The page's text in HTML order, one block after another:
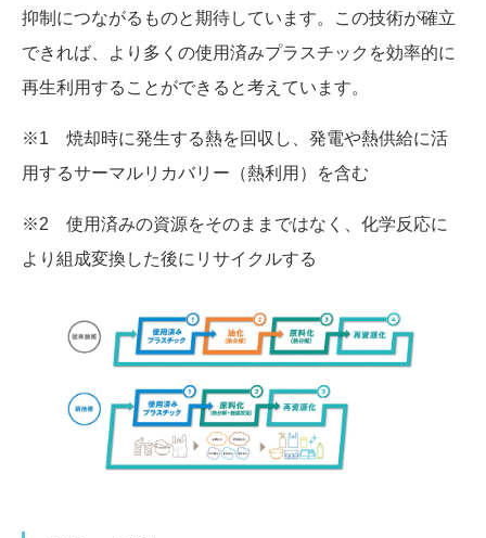
抑制につながるものと期待しています。この技術が確立
できれば、より多くの使用済みプラスチックを効率的に
再生利用することができると考えています。
※1 焼却時に発生する熱を回収し、発電や熱供給に活
用するサーマルリカバリー（熱利用）を含む
※2 使用済みの資源をそのままではなく、化学反応に
より組成変換した後にリサイクルする